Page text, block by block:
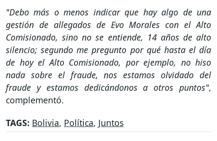
"Debo más o menos indicar que hay algo de una
gestión de allegados de Evo Morales con el Alto
Comisionado, sino no se entiende, 14 años de alto
silencio; segundo me pregunto por qué hasta el día
de hoy el Alto Comisionado, por ejemplo, no hiso
nada sobre el fraude, nos estamos olvidado del
fraude y estamos dedicándonos a otros puntos",
complementó.
TAGS: Bolivia, Política, Juntos